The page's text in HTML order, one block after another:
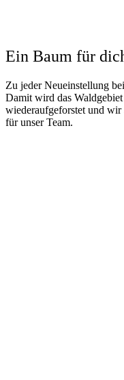
Ein Baum für
Zu jeder Neueinstellung
Damit wird das
wiederaufgeforstet und wir
für unser Team.